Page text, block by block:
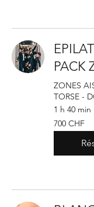
PACK
ZONES
TORSE -
1 h 40 min
700
francs
suisses
700 CHF